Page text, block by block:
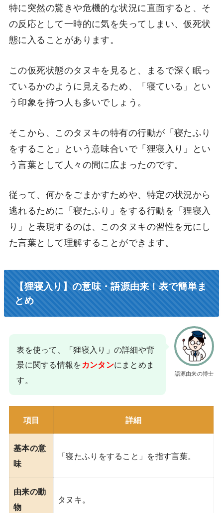
特に突然の驚きや危機的な状況に直面すると、そ
の反応として一時的に気を失ってしまい、仮死状
態に入ることがあります。
この仮死状態のタヌキを見ると、まるで深く眠っ
ているかのように見えるため、「寝ている」とい
う印象を持つ人も多いでしょう。
そこから、このタヌキの特有の行動が「寝たふり
をすること」という意味合いで「狸寝入り」とい
う言葉として人々の間に広まったのです。
従って、何かをごまかすためや、特定の状況から
逃れるために「寝たふり」をする行動を「狸寝入
り」と表現するのは、このタヌキの習性を元にし
た言葉として理解することができます。
【狸寝入り】の意味・語源由来！表で簡単ま
とめ
語源由来の博士
表を使って、「狸寝入り」の詳細や背
景に関する情報をカンタンにまとめま
す。
項目 詳細
基本の意
味
「寝たふりをすること」を指す言葉。
由来の動
物
タヌキ。